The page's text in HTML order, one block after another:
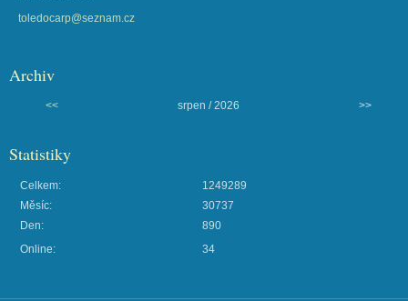
toledocarp@seznam.cz
Archiv
<< srpen / 2026 >>
Statistiky
Online: 34
Celkem:
1249289
Měsíc:
30737
Den:
890